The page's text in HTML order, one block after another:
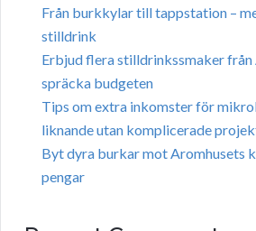
Från burkkylar till tappstation –
stilldrink
Erbjud flera stilldrinkssmaker
spräcka budgeten
Tips om extra inkomster för
liknande utan komplicerade
Byt dyra burkar mot Aromhusets
pengar